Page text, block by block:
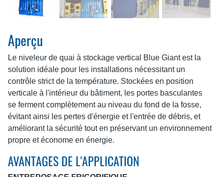
Aperçu
Le niveleur de quai à stockage vertical Blue Giant est la
solution idéale pour les installations nécessitant un
contrôle strict de la température. Stockées en position
verticale à l'intérieur du bâtiment, les portes basculantes
se ferment complètement au niveau du fond de la fosse,
évitant ainsi les pertes d'énergie et l'entrée de débris, et
améliorant la sécurité tout en préservant un environnement
propre et économe en énergie.
AVANTAGES DE L'APPLICATION